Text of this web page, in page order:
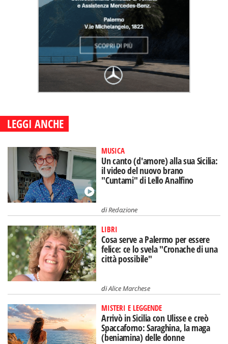
LEGGI ANCHE
MUSICA
Un canto (d'amore) alla sua Sicilia:
il video del nuovo brano
"Cuntami" di Lello Analfino
diRedazione
LIBRI
Cosa serve a Palermo per essere
felice: ce lo svela "Cronache di una
città possibile"
diAlice Marchese
MISTERI E LEGGENDE
Arrivò in Sicilia con Ulisse e creò
Spaccaforno: Saraghina, la maga
(beniamina) delle donne